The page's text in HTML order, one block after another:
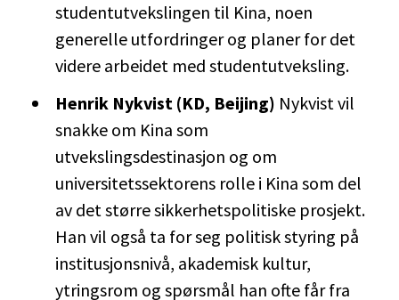
studentutvekslingen til Kina, noen
generelle utfordringer og planer for det
videre arbeidet med studentutveksling.
Henrik Nykvist (KD, Beijing) Nykvist vil
snakke om Kina som
utvekslingsdestinasjon og om
universitetssektorens rolle i Kina som del
av det større sikkerhetspolitiske prosjekt.
Han vil også ta for seg politisk styring på
institusjonsnivå, akademisk kultur,
ytringsrom og spørsmål han ofte får fra